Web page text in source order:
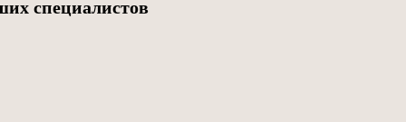
специалистов